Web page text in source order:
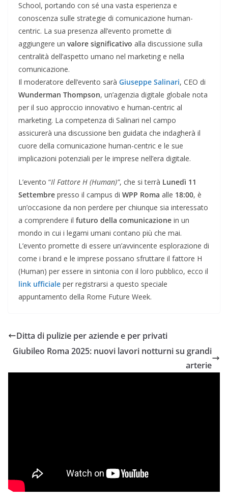
School, portando con sé una vasta esperienza e
conoscenza sulle strategie di comunicazione human-
centric. La sua presenza all’evento promette di
aggiungere un valore significativo alla discussione sulla
centralità dell’aspetto umano nel marketing e nella
comunicazione.
Il moderatore dell’evento sarà Giuseppe Salinari, CEO di
Wunderman Thompson, un’agenzia digitale globale nota
per il suo approccio innovativo e human-centric al
marketing. La competenza di Salinari nel campo
assicurerà una discussione ben guidata che indagherà il
cuore della comunicazione human-centric e le sue
implicazioni potenziali per le imprese nell’era digitale.
L’evento “Il Fattore H (Human)”, che si terrà Lunedì 11
Settembre presso il campus di WPP Roma alle 18:00, è
un’occasione da non perdere per chiunque sia interessato
a comprendere il futuro della comunicazione in un
mondo in cui i legami umani contano più che mai.
L’evento promette di essere un’avvincente esplorazione di
come i brand e le imprese possano sfruttare il fattore H
(Human) per essere in sintonia con il loro pubblico, ecco il
link ufficiale per registrarsi a questo speciale
appuntamento della Rome Future Week.
Ditta di pulizie per aziende e per privati
Giubileo Roma 2025: nuovi lavori notturni su grandi
arterie